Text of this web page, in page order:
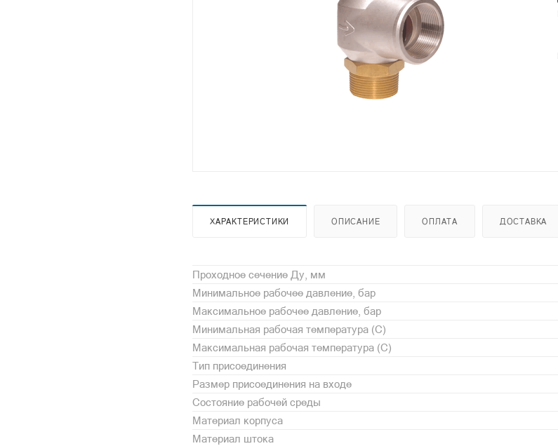
ХАРАКТЕРИСТИКИ ОПИСАНИЕ ОПЛАТА ДОСТАВКА
Проходное сечение Ду, мм
Минимальное рабочее давление, бар
Максимальное рабочее давление, бар
Минимальная рабочая температура (С)
Максимальная рабочая температура (С)
Тип присоединения
Размер присоединения на входе
Состояние рабочей среды
Материал корпуса
Материал штока